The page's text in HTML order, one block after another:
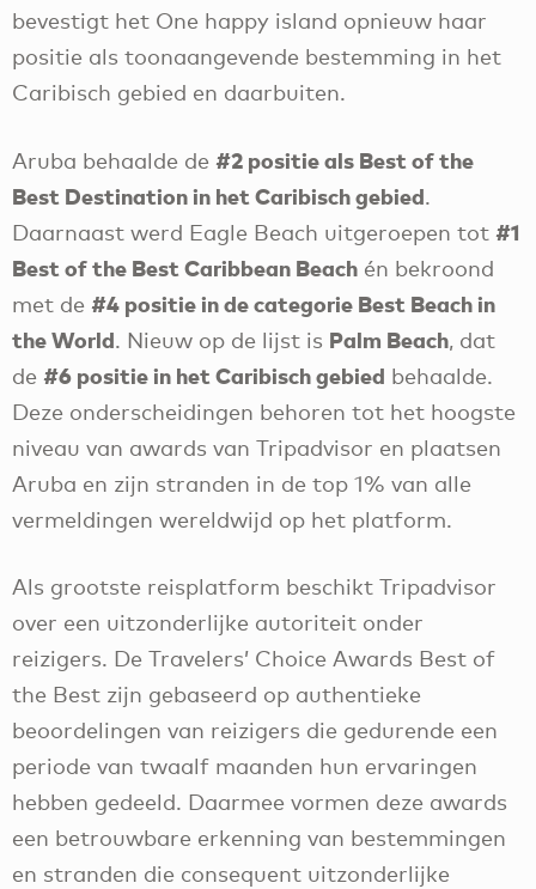
bevestigt het One happy island opnieuw haar
positie als toonaangevende bestemming in het
Caribisch gebied en daarbuiten.
Aruba behaalde de #2 positie als Best of the
Best Destination in het Caribisch gebied.
Daarnaast werd Eagle Beach uitgeroepen tot #1
Best of the Best Caribbean Beach én bekroond
met de #4 positie in de categorie Best Beach in
the World. Nieuw op de lijst is Palm Beach, dat
de #6 positie in het Caribisch gebied behaalde.
Deze onderscheidingen behoren tot het hoogste
niveau van awards van Tripadvisor en plaatsen
Aruba en zijn stranden in de top 1% van alle
vermeldingen wereldwijd op het platform.
Als grootste reisplatform beschikt Tripadvisor
over een uitzonderlijke autoriteit onder
reizigers. De Travelers’ Choice Awards Best of
the Best zijn gebaseerd op authentieke
beoordelingen van reizigers die gedurende een
periode van twaalf maanden hun ervaringen
hebben gedeeld. Daarmee vormen deze awards
een betrouwbare erkenning van bestemmingen
en stranden die consequent uitzonderlijke